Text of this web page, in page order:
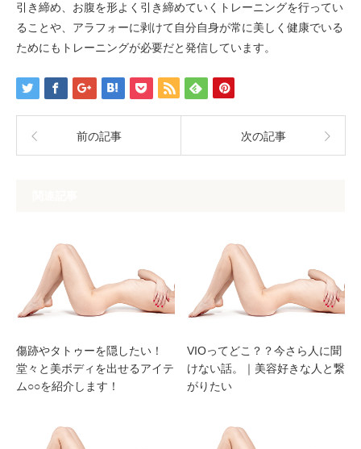
引き締め、お腹を形よく引き締めていくトレーニングを行ってい
ることや、アラフォーに剥けて自分自身が常に美しく健康でいる
ためにもトレーニングが必要だと発信しています。
前の記事 次の記事
傷跡やタトゥーを隠したい！
堂々と美ボディを出せるアイテ
ム○○を紹介します！
VIOってどこ？？今さら人に聞
けない話。｜美容好きな人と繋
がりたい